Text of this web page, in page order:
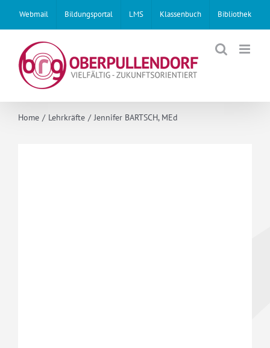
content
Webmail Bildungsportal LMS Klassenbuch Bibliothek
Home Lehrkräfte Jennifer BARTSCH, MEd